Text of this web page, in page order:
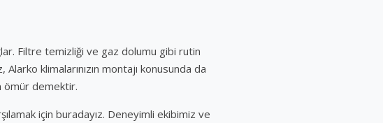
Filtre temizliği ve gaz dolumu gibi rutin
klimalarınızın montajı konusunda da
ömür demektir.
için buradayız. Deneyimli ekibimiz ve